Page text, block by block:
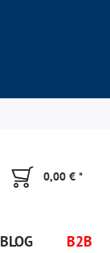
0,00 € *
BLOG B2B